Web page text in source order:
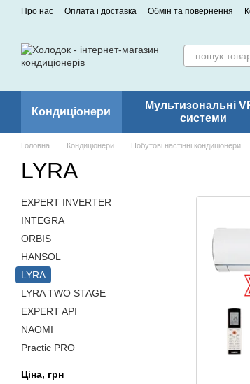
Перейти до основного контенту
Про нас Оплата і доставка Обмін та повернення
Кондиціонери
Мультизональні
системи
Головна Кондиціонери Побутові настінні кондиціонери
LYRA
EXPERT INVERTER
INTEGRA
ORBIS
HANSOL
LYRA
LYRA TWO STAGE
EXPERT API
NAOMI
Practic PRO
Ціна, грн